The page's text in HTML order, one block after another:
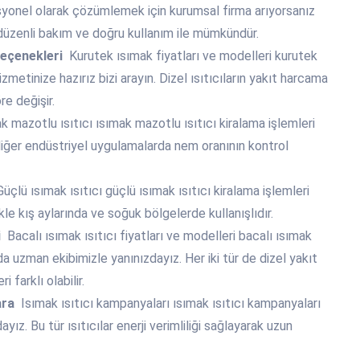
olarak çözümlemek için kurumsal firma arıyorsanız
bakım ve doğru kullanım ile mümkündür.
Kurutek ısımak fiyatları ve modelleri kurutek
hazırız bizi arayın. Dizel ısıtıcıların yakıt harcama
değişir.
mazotlu ısıtıcı ısımak mazotlu ısıtıcı kiralama işlemleri
endüstriyel uygulamalarda nem oranının kontrol
ısımak ısıtıcı güçlü ısımak ısıtıcı kiralama işlemleri
kış aylarında ve soğuk bölgelerde kullanışlıdır.
Bacalı ısımak ısıtıcı fiyatları ve modelleri bacalı ısımak
uzman ekibimizle yanınızdayız. Her iki tür de dizel yakıt
farklı olabilir.
Isımak ısıtıcı kampanyaları ısımak ısıtıcı kampanyaları
Bu tür ısıtıcılar enerji verimliliği sağlayarak uzun